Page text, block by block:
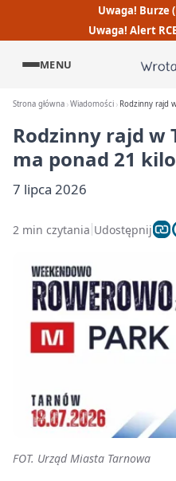
Uwaga! Burze
Uwaga! Alert
MENU
Strona główna Wiadomości Rodzinny rajd
Rodzinny rajd w
ma ponad 21
7 lipca 2026
2 min czytania Udostępnij
FOT. Urząd Miasta Tarnowa